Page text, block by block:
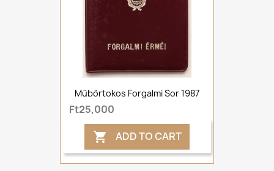
Műbőrtokos Forgalmi Sor 1987
Ft25,000
 ADD TO CART